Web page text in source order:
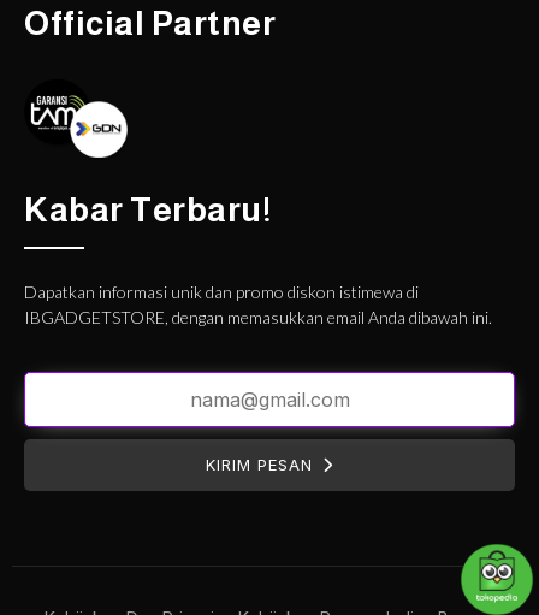
Official Partner
Kabar Terbaru!
Dapatkan informasi unik dan promo diskon istimewa di
IBGADGETSTORE, dengan memasukkan email Anda dibawah ini.
KIRIM PESAN